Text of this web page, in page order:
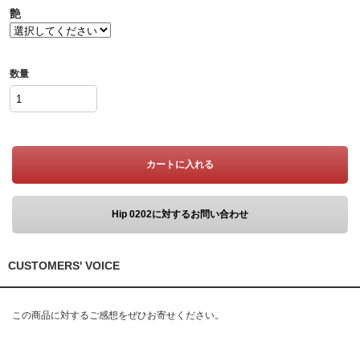
艶
数量
カートに入れる
Hip 0202に対するお問い合わせ
CUSTOMERS' VOICE
この商品に対するご感想をぜひお寄せください。